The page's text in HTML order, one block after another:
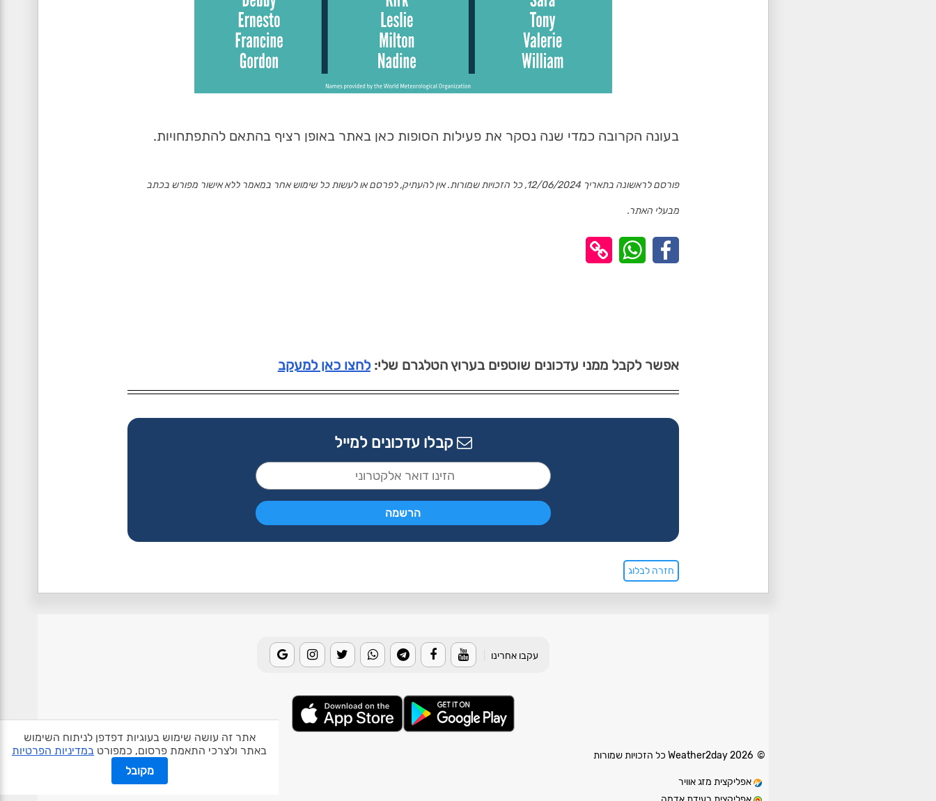
אתר זה עושה שימוש בעוגיות דפדפן לניתוח השימוש
באתר ולצרכי התאמת פרסום, כמפורט במדיניות הפרטיות
מקובל
בעונה הקרובה כמדי שנה נסקר את פעילות הסופות כאן באתר באופן רציף בהתאם להתפתחויות.
פורסם לראשונה בתאריך 12/06/2024, כל הזכויות שמורות. אין להעתיק, לפרסם או לעשות כל שימוש אחר במאמר ללא אישור מפורש בכתב
מבעלי האתר.
אפשר לקבל ממני עדכונים שוטפים בערוץ הטלגרם שלי:לחצו כאן למעקב
קבלו עדכונים למייל
חזרה לבלוג
עקבו אחרינו
© 2026 Weather2day כל הזכויות שמורות
אפליקצית מזג אוויר
אודות האתר פרטיות תנאי שימוש צור קשר בעלי אתרים